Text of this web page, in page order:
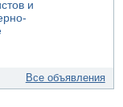
и
Все объявления